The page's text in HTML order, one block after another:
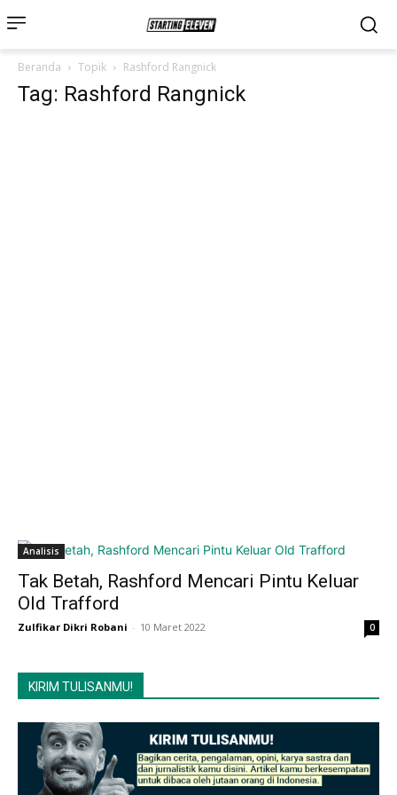
Beranda Topik Rashford Rangnick
Tag: Rashford Rangnick
Analisis
Tak Betah, Rashford Mencari Pintu Keluar
Old Trafford
Zulfikar Dikri Robani - 10 Maret 2022 0
KIRIM TULISANMU!